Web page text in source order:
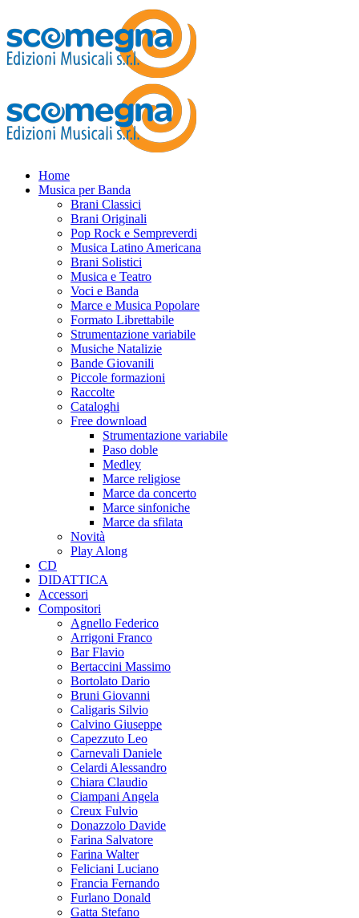
Home
Musica per Banda
Brani Classici
Brani Originali
Pop Rock e Sempreverdi
Musica Latino Americana
Brani Solistici
Musica e Teatro
Voci e Banda
Marce e Musica Popolare
Formato Librettabile
Strumentazione variabile
Musiche Natalizie
Bande Giovanili
Piccole formazioni
Raccolte
Cataloghi
Free download
Strumentazione variabile
Paso doble
Medley
Marce religiose
Marce da concerto
Marce sinfoniche
Marce da sfilata
Novità
Play Along
CD
DIDATTICA
Accessori
Compositori
Agnello Federico
Arrigoni Franco
Bar Flavio
Bertaccini Massimo
Bortolato Dario
Bruni Giovanni
Caligaris Silvio
Calvino Giuseppe
Capezzuto Leo
Carnevali Daniele
Celardi Alessandro
Chiara Claudio
Ciampani Angela
Creux Fulvio
Donazzolo Davide
Farina Salvatore
Farina Walter
Feliciani Luciano
Francia Fernando
Furlano Donald
Gatta Stefano